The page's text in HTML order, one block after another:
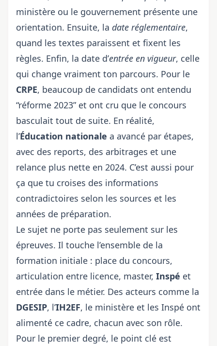
ministère ou le gouvernement présente une
orientation. Ensuite, la date réglementaire,
quand les textes paraissent et fixent les
règles. Enfin, la date d’entrée en vigueur, celle
qui change vraiment ton parcours. Pour le
CRPE, beaucoup de candidats ont entendu
“réforme 2023” et ont cru que le concours
basculait tout de suite. En réalité,
l’Éducation nationale a avancé par étapes,
avec des reports, des arbitrages et une
relance plus nette en 2024. C’est aussi pour
ça que tu croises des informations
contradictoires selon les sources et les
années de préparation.
Le sujet ne porte pas seulement sur les
épreuves. Il touche l’ensemble de la
formation initiale : place du concours,
articulation entre licence, master, Inspé et
entrée dans le métier. Des acteurs comme la
DGESIP, l’IH2EF, le ministère et les Inspé ont
alimenté ce cadre, chacun avec son rôle.
Pour le premier degré, le point clé est